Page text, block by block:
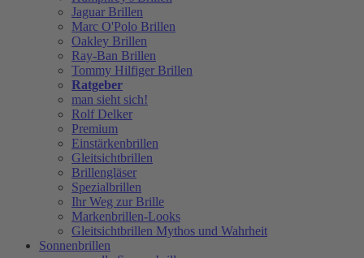
Jaguar Brillen
Marc O'Polo Brillen
Oakley Brillen
Ray-Ban Brillen
Tommy Hilfiger Brillen
Ratgeber
man sieht sich!
Rolf Delker
Premium
Einstärkenbrillen
Gleitsichtbrillen
Brillengläser
Spezialbrillen
Ihr Weg zur Brille
Markenbrillen-Looks
Gleitsichtbrillen Mythos und Wahrheit
Sonnenbrillen